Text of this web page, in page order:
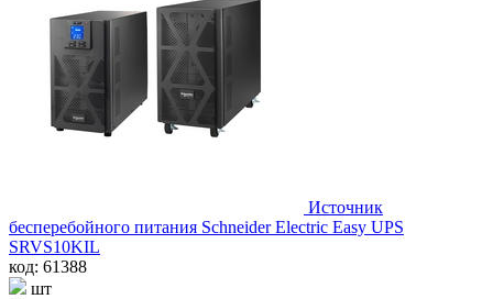
Источник
бесперебойного питания Schneider Electric Easy UPS
SRVS10KIL
код: 61388
шт